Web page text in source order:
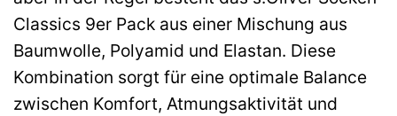
Classics 9er Pack aus einer Mischung aus
Baumwolle, Polyamid und Elastan. Diese
Kombination sorgt für eine optimale Balance
zwischen Komfort, Atmungsaktivität und